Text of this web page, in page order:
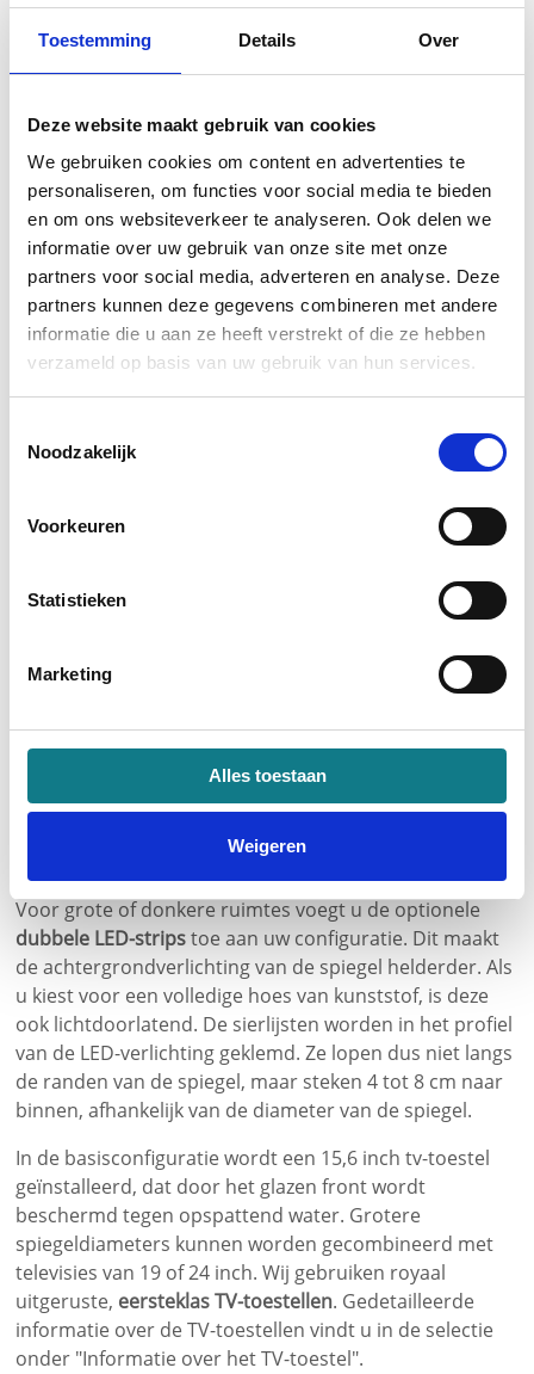
Toestemming Details Over
Deze website maakt gebruik van cookies
We gebruiken cookies om content en advertenties te
personaliseren, om functies voor social media te bieden
en om ons websiteverkeer te analyseren. Ook delen we
informatie over uw gebruik van onze site met onze
partners voor social media, adverteren en analyse. Deze
partners kunnen deze gegevens combineren met andere
informatie die u aan ze heeft verstrekt of die ze hebben
verzameld op basis van uw gebruik van hun services.
Noodzakelijk
Voorkeuren
Statistieken
Marketing
Alles toestaan
Weigeren
Stijl en decor van de TV-spiegel EMILY
Verwen uzelf met iets bijzonders! Een klassieke,
hoogwaardigespiegel met geïntegreerd TV-scherm.
Onze manufactuur staat voor hoogwaardige en
handgemaakte spiegel- en glasproducten Made in
Germany. Dit is de kans om een echt, individueel
sieraad geheel naar uw wensen te configureren in
plaats van massaproducten.
uitgeschakelde TV is het oppervlak volledig gespiegeld.
Er zijn geen contouren van het decor zichtbaar. U kunt
de diameter van 90 cm vergroten tot 120 cm. U bepaalt
zelf welke indruk hij in uw kamers maakt - compact en
Desfeerverlichting
is bijzonder mooi. Het straalt een
achter de spiegel gemonteerd en omringen de spiegel
volledig met een ring van lichtbundels. Om ervoor te
zorgen dat het licht precies de juiste sfeer uitstraalt,
kiest u de lichtkleur die bij u past. Dimbare LED's met
verschillende lichtkleuren en RGB-lichtdiodes zijn ook
als optie verkrijgbaar.
Richt uw spiegel goed in met TV
Voor grote of donkere ruimtes voegt u de optionele
dubbele LED-stripstoe aan uw configuratie. Dit maakt
de achtergrondverlichting van de spiegel helderder. Als
u kiest voor een volledige hoes van kunststof, is deze
ook lichtdoorlatend. De sierlijsten worden in het profiel
van de LED-verlichting geklemd. Ze lopen dus niet langs
de randen van de spiegel, maar steken 4 tot 8 cm naar
binnen, afhankelijk van de diameter van de spiegel.
In de basisconfiguratie wordt een 15,6 inch tv-toestel
geïnstalleerd, dat door het glazen front wordt
beschermd tegen opspattend water. Grotere
spiegeldiameters kunnen worden gecombineerd met
televisies van 19 of 24 inch. Wij gebruiken royaal
uitgeruste, eersteklas TV-toestellen. Gedetailleerde
informatie over de TV-toestellen vindt u in de selectie
onder "Informatie over het TV-toestel".
Hoe zwaar is de spiegel? Bereken het gewicht.